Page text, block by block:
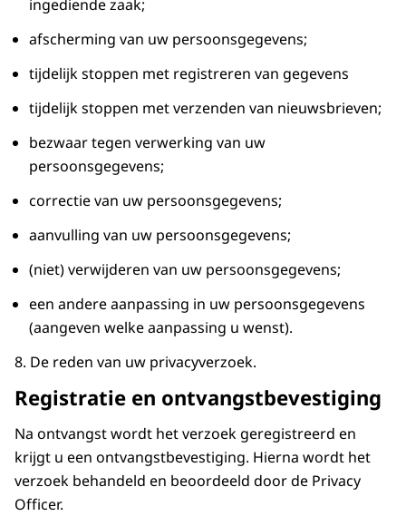
ingediende zaak;
afscherming van uw persoonsgegevens;
tijdelijk stoppen met registreren van gegevens
tijdelijk stoppen met verzenden van nieuwsbrieven;
bezwaar tegen verwerking van uw
persoonsgegevens;
correctie van uw persoonsgegevens;
aanvulling van uw persoonsgegevens;
(niet) verwijderen van uw persoonsgegevens;
een andere aanpassing in uw persoonsgegevens
(aangeven welke aanpassing u wenst).
8. De reden van uw privacyverzoek.
Registratie en ontvangstbevestiging
Na ontvangst wordt het verzoek geregistreerd en
krijgt u een ontvangstbevestiging. Hierna wordt het
verzoek behandeld en beoordeeld door de Privacy
Officer.